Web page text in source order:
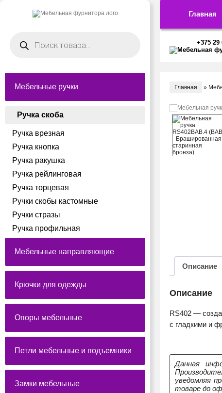
товаров
Мебельные ручки
Ручка скоба
Ручка врезная
Ручка кнопка
Ручка ракушка
Ручка рейлинговая
Ручка торцевая
Ручки скобы кастомные
Ручки стразы
Ручка профильная
Мебельные направляющие
Крючки для одежды
Опоры мебельные
Петли мебельные и подъемники
Замки мебельные
Главная
+375 29
Главная »
Описание
Описание
RS402 —
с гладкими и
Данная
уведомляя
товаре до